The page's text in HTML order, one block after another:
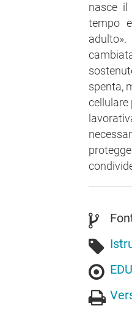
nasce il
tempo
spenta,
cellulare